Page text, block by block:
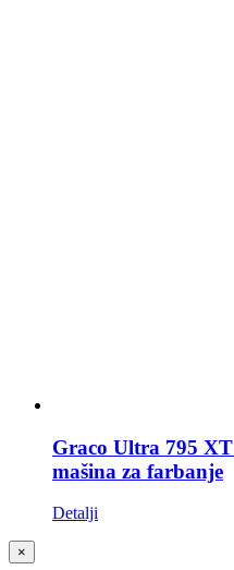
Graco Ultra 795
mašina za farbanje
Detalji
Close
×